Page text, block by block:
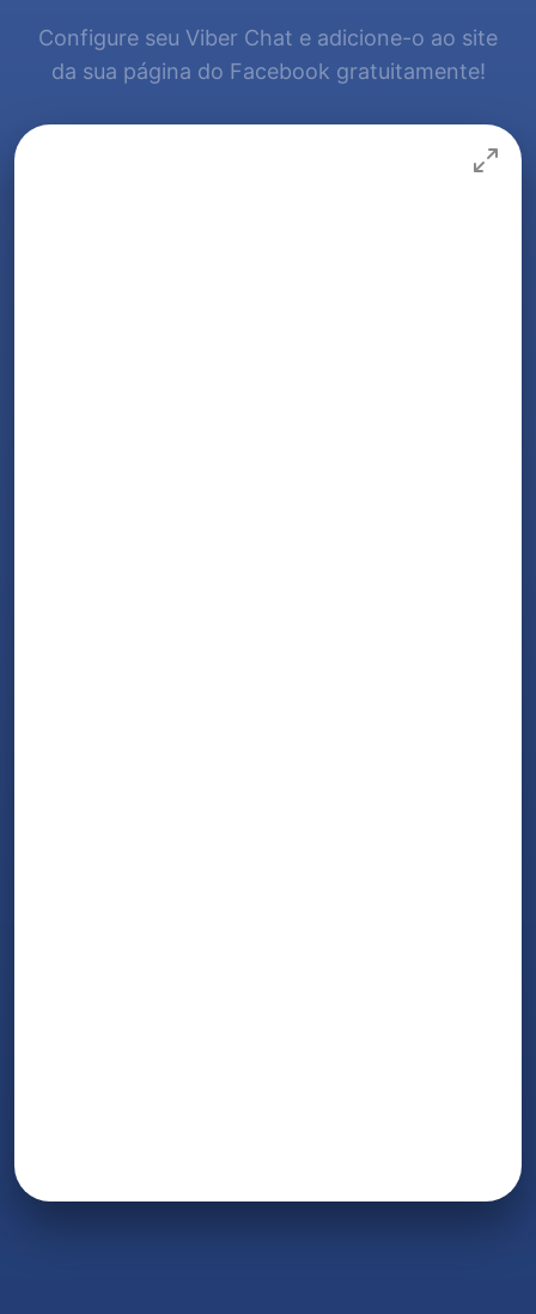
Configure seu Viber Chat e adicione-o ao site
da sua página do Facebook gratuitamente!